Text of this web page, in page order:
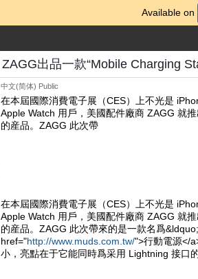
Available on
ZAGG出品一款“Mobile Charging
中文(简体) Public
在本屆國際消費電子展（CES）上不光是
Apple Watch 用戶，美國配件廠商 ZAGG 就
的産品。ZAGG 此次帶
在本屆國際消費電子展（CES）上不光是
Apple Watch 用戶，美國配件廠商 ZAGG 就
的産品。ZAGG 此次帶來的是一款名爲
href="http://www.muds.com.tw/">行動電源</
小，亮點在于它能同時爲采用 Lightning 接口